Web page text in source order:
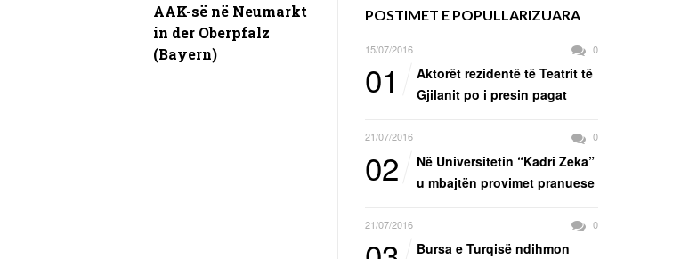
AAK-së në Neumarkt
in der Oberpfalz
(Bayern)
POSTIMET E POPULLARIZUARA
15/07/2016 0
01
Aktorët rezidentë të Teatrit të
Gjilanit po i presin pagat
21/07/2016 0
02
Në Universitetin “Kadri Zeka”
u mbajtën provimet pranuese
21/07/2016 0
Bursa e Turqisë ndihmon